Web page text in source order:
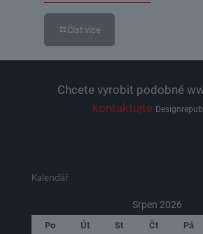
Číst více
Chcete vyrobit podobné
kontaktujte
Kalendář
Srpen 2026
Po Út St Čt Pá